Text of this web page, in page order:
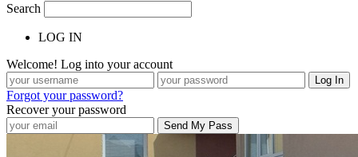
Search
LOG IN
Welcome! Log into your account
Forgot your password?
Recover your password